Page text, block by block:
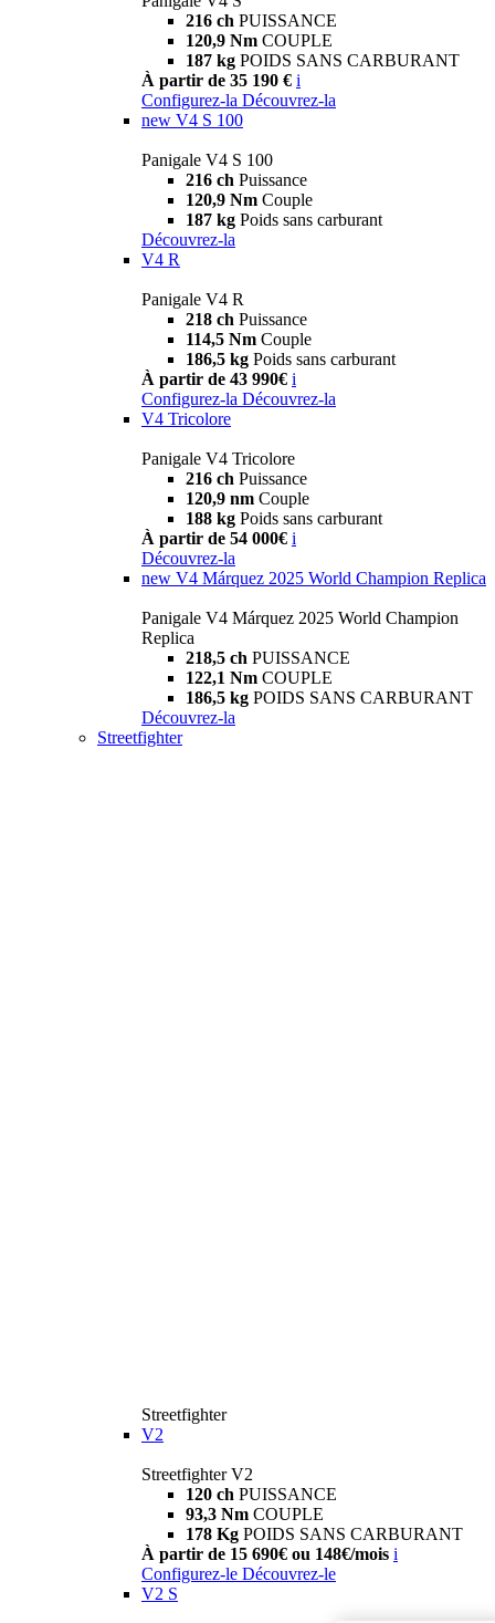
216 ch PUISSANCE
120,9 Nm COUPLE
187 kg POIDS SANS CARBURANT
À partir de 35 190 € i
Configurez-la Découvrez-la
new V4 S 100
Panigale V4 S 100
216 ch Puissance
120,9 Nm Couple
187 kg Poids sans carburant
Découvrez-la
V4 R
Panigale V4 R
218 ch Puissance
114,5 Nm Couple
186,5 kg Poids sans carburant
À partir de 43 990€ i
Configurez-la Découvrez-la
V4 Tricolore
Panigale V4 Tricolore
216 ch Puissance
120,9 nm Couple
188 kg Poids sans carburant
À partir de 54 000€ i
Découvrez-la
new V4 Márquez 2025 World Champion Replica
Panigale V4 Márquez 2025 World Champion
Replica
218,5 ch PUISSANCE
122,1 Nm COUPLE
186,5 kg POIDS SANS CARBURANT
Découvrez-la
Streetfighter
Streetfighter
V2
Streetfighter V2
120 ch PUISSANCE
93,3 Nm COUPLE
178 Kg POIDS SANS CARBURANT
À partir de 15 690€ ou 148€/mois i
Configurez-le Découvrez-le
V2 S